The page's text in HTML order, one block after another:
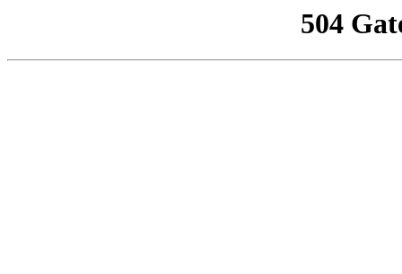
504